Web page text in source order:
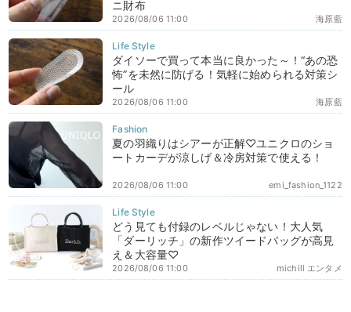
ニ財布
海原藍
2026/08/06 11:00
ダイソーで買って本当に良かった～！“あの恐
怖”を未然に防げる！気軽に始められる対策シ
ール
海原藍
2026/08/06 11:00
夏の羽織りはシアーが正解♡ユニクロのショ
ートカーデが涼しげ＆冷房対策で使える！
emi_fashion_1122
2026/08/06 11:00
どう見ても付録のレベルじゃない！大人気
「ダーリッチ」の新作ツイードバッグが高見
え＆大容量♡
michill エンタメ
2026/08/06 11:00